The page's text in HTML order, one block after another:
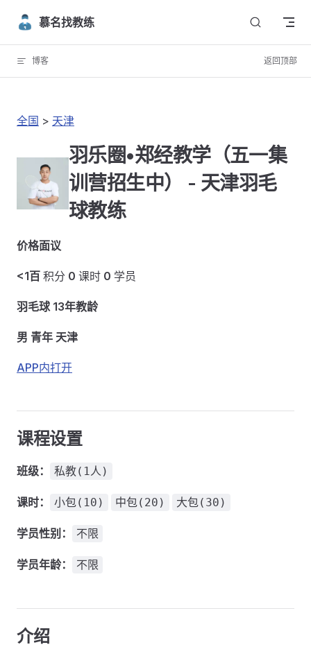
Skip to content
慕名找教练
博客 返回顶部
全国 > 天津
羽乐圈•郑经教学（五一集
训营招生中） - 天津羽毛
球教练
价格面议
<1百 积分 0 课时 0 学员
羽毛球 13年教龄
男 青年 天津
APP内打开
课程设置
班级： 私教(1人)
课时： 小包(10) 中包(20) 大包(30)
学员性别： 不限
学员年龄： 不限
介绍